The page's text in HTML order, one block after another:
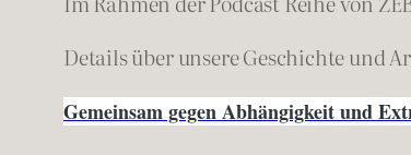
Details über unsere Geschichte und
Gemeinsam gegen Abhängigkeit und